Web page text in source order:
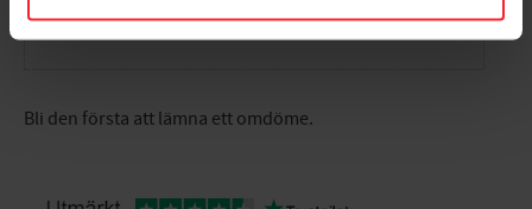
Bli den första att lämna ett omdöme.